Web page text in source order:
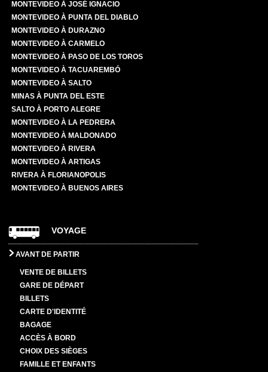
MONTEVIDEO À JOSÉ IGNACIO
MONTEVIDEO À PUNTA DEL DIABLO
MONTEVIDEO À DURAZNO
MONTEVIDEO À CARMELO
MONTEVIDEO À PASO DE LOS TOROS
MONTEVIDEO À TACUAREMBÓ
MONTEVIDEO À SALTO
MINAS À PUNTA DEL ESTE
SALTO À PORTO ALEGRE
MONTEVIDEO À LA PEDRERA
MONTEVIDEO À MALDONADO
MONTEVIDEO À RIVERA
MONTEVIDEO À ARTIGAS
RIVERA À FLORIANOPOLIS
MONTEVIDEO À BUENOS AIRES
VOYAGE
AVANT DE PARTIR
VENTE DE BILLETS
GARE DE DÉPART
BILLETS
CARTE D'IDENTITÉ
BAGAGE
ACCÈS À BORD
CHOIX DES SIÈGES
FAMILLE ET ENFANTS